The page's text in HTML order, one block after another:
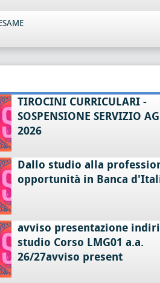
TIROCINI CURRICULARI -
SOSPENSIONE SERVIZIO
2026
Dallo studio alla
opportunità in Banca
avviso presentazione
studio Corso LMG01 a.a.
26/27avviso present